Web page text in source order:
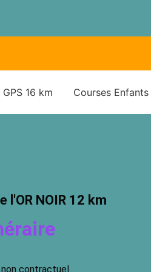
16 km Courses Enfants
l'OR NOIR 12 km
contractuel